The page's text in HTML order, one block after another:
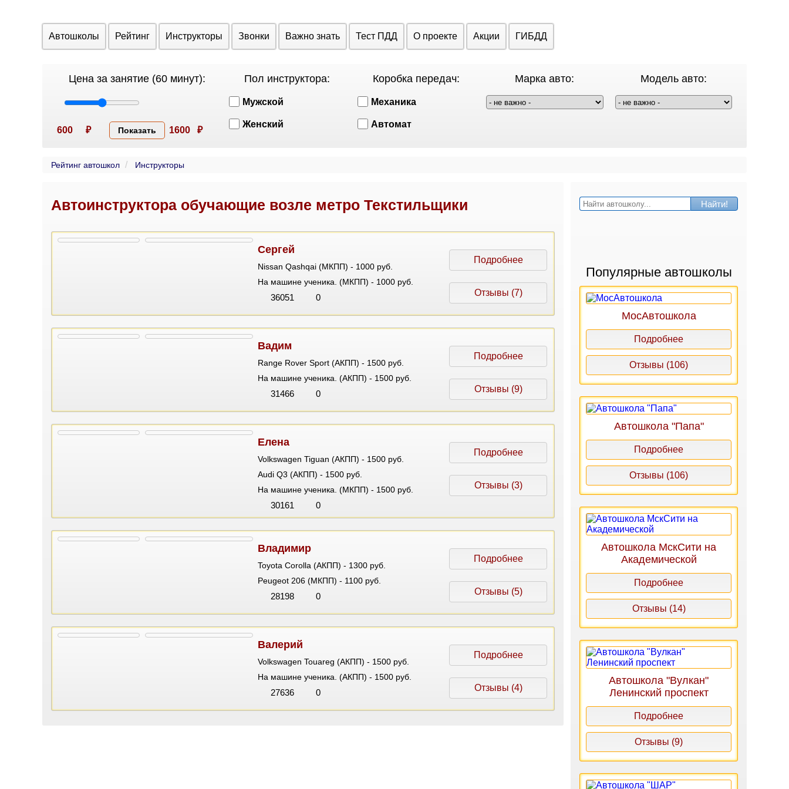
Автошколы Рейтинг Инструкторы Звонки Важно знать Тест ПДД О проекте Акции ГИБДД
Цена за занятие (60 минут):
600 ₽ Показать 1600 ₽
Пол инструктора:
Мужской
Женский
Коробка передач:
Механика
Автомат
Марка авто: Модель авто:
Рейтинг автошкол Инструкторы
Автоинструктора обучающие возле метро Текстильщики
Сергей
Nissan Qashqai (МКПП) - 1000 руб.
На машине ученика. (МКПП) - 1000 руб.
36051 0
Подробнее
Отзывы (7)
Вадим
Range Rover Sport (АКПП) - 1500 руб.
На машине ученика. (АКПП) - 1500 руб.
31466 0
Подробнее
Отзывы (9)
Елена
Volkswagen Tiguan (АКПП) - 1500 руб.
Audi Q3 (АКПП) - 1500 руб.
На машине ученика. (МКПП) - 1500 руб.
30161 0
Подробнее
Отзывы (3)
Владимир
Toyota Corolla (АКПП) - 1300 руб.
Peugeot 206 (МКПП) - 1100 руб.
28198 0
Подробнее
Отзывы (5)
Валерий
Volkswagen Touareg (АКПП) - 1500 руб.
На машине ученика. (АКПП) - 1500 руб.
27636 0
Подробнее
Отзывы (4)
Найти!
Популярные автошколы
МосАвтошкола
Подробнее
Отзывы (106)
Автошкола "Папа"
Подробнее
Отзывы (106)
Автошкола МскСити на
Академической
Подробнее
Отзывы (14)
Автошкола "Вулкан"
Ленинский проспект
Подробнее
Отзывы (9)